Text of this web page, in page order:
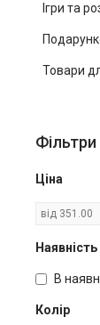
Ігри та
Товари
Фільтри
Ціна
Наявність
В
Колір